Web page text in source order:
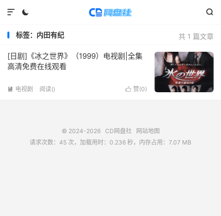
 

共 1 篇文章
标签：内田有纪
[日剧]《冰之世界》（1999）电视剧|全集
高清免费在线观看
 赞(0)
 电视剧 阅读()
© 2024-2026 CD网盘社
网站地图
请求次数：45 次，加载用时：0.236 秒，内存占用：7.07 MB